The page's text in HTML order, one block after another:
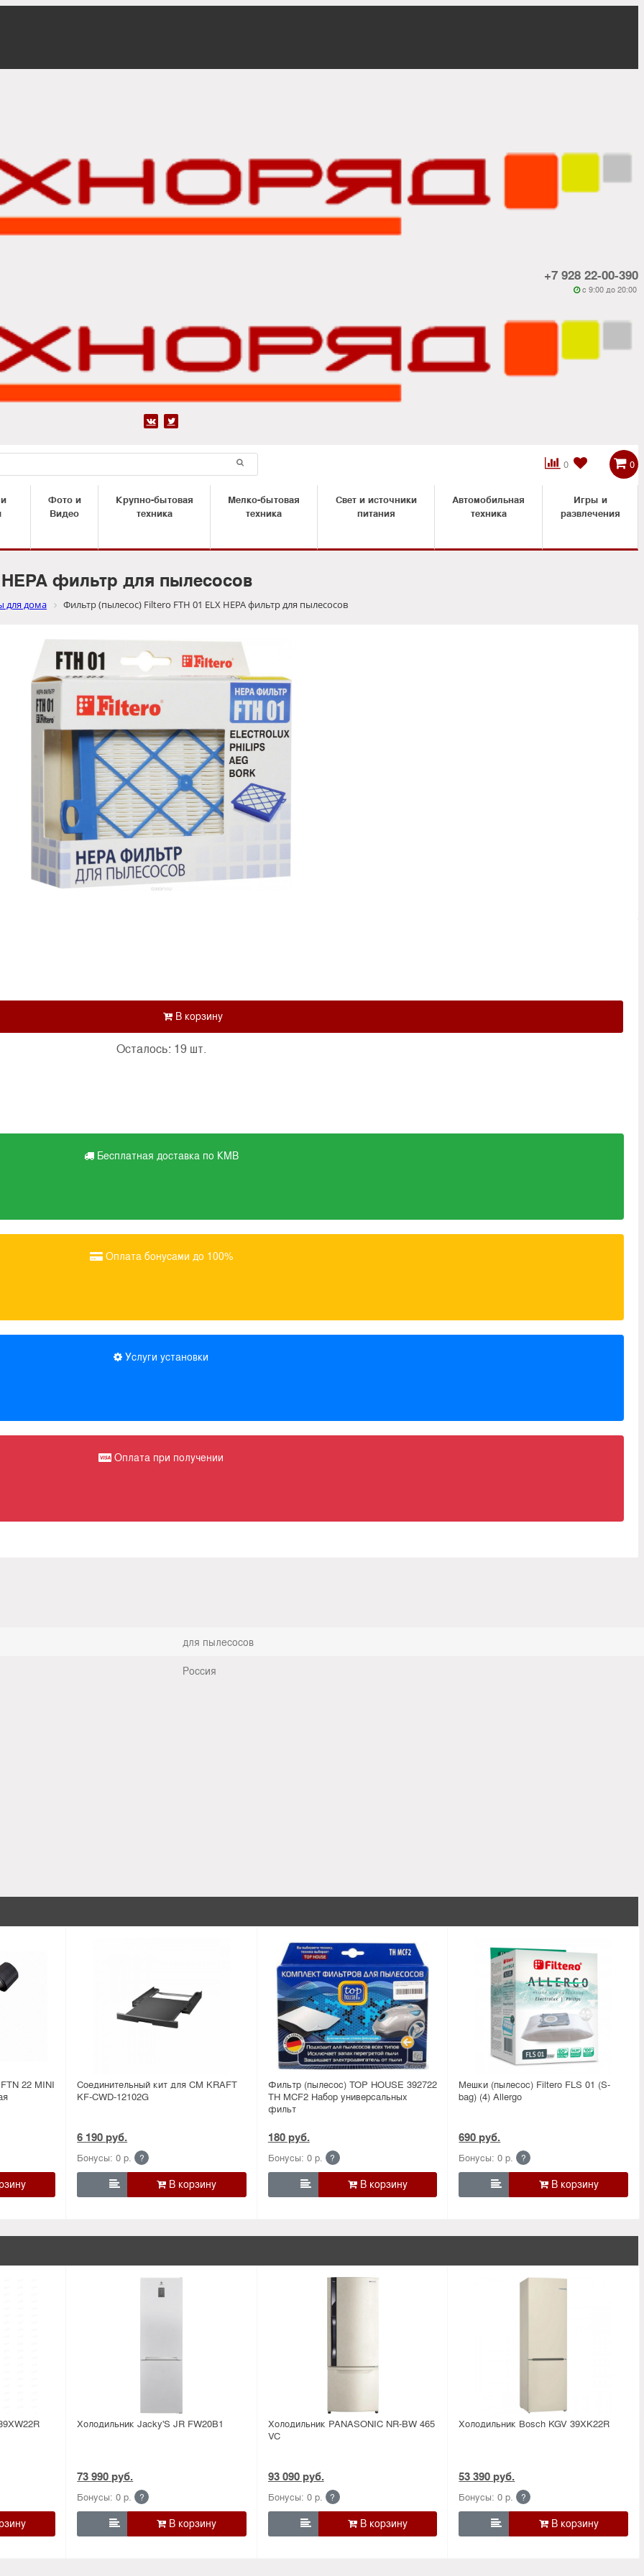
+7 928 22-00-390
 c 9:00 до 20:00
 
0

 0
Фото и
Видео
Крупно-бытовая
техника
Мелко-бытовая
техника
Свет и источники
питания
Автомобильная
техника
Игры и
развлечения
фильтр для пылесосов
для дома Фильтр (пылесос) Filtero FTH 01 ELX HEPA фильтр для пылесосов
Осталось: 19 шт.
Бесплатная доставка по КМВ
Оплата бонусами до 100%
Услуги установки
Оплата при получении
для пылесосов
Россия
22 MINI
Соединительный кит для СМ KRAFT
KF-CWD-12102G
6 190 руб.
Бонусы: 0 р. ?

Фильтр (пылесос) TOP HOUSE 392722
TH MCF2 Набор универсальных
фильт
180 руб.
Бонусы: 0 р. ?

Мешки (пылесос) Filtero FLS 01 (S-
bag) (4) Allergo
690 руб.
Бонусы: 0 р. ?

Холодильник Jacky'S JR FW20B1
73 990 руб.
Бонусы: 0 р. ?

Холодильник PANASONIC NR-BW 465
VC
93 090 руб.
Бонусы: 0 р. ?

Холодильник Bosсh KGV 39XK22R
53 390 руб.
Бонусы: 0 р. ?
